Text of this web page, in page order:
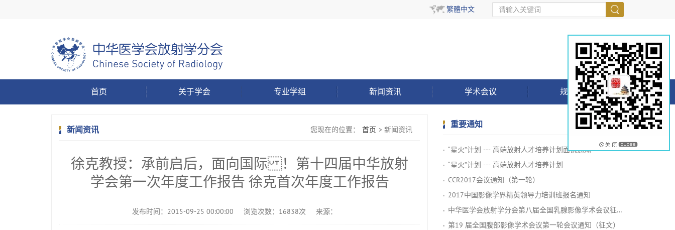
繁體中文
首页 关于学会 专业学组 新闻资讯 学术会议 规范指南
新闻资讯 您现在的位置： 首页 > 新闻资讯
徐克教授：承前启后，面向国际 ！第十四届中华放射
学会第一次年度工作报告 徐克首次年度工作报告
发布时间：2015-09-25 00:00:00 浏览次数：16838次 来源：
重要通知 更多>>
“星火”计划 --- 高端放射人才培养计划面试通知
“星火”计划 --- 高端放射人才培养计划
CCR2017会议通知（第一轮）
2017中国影像学界精英领导力培训班报名通知
中华医学会放射学分会第八届全国乳腺影像学术会议征文通知
第19 届全国腹部影像学术会议第一轮会议通知（征文）